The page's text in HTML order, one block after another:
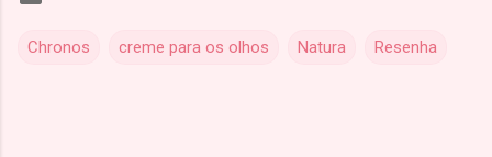
Chronos creme para os olhos Natura Resenha